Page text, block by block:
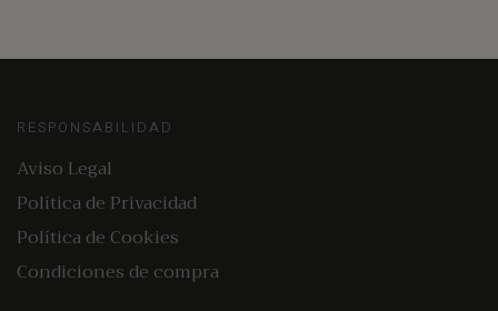
RESPONSABILIDAD
Aviso Legal
Política de Privacidad
Política de Cookies
Condiciones de compra